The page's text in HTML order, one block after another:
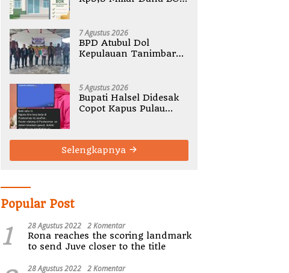
7 Agustus 2026
BPD Atubul Dol
Kepulauan Tanimbar
5 Agustus 2026
Bupati Halsel Didesak
Copot Kapus Pulau
Selengkapnya
Popular Post
1 28 Agustus 2022 2 Komentar
Rona reaches the scoring landmark
to send Juve closer to the title
28 Agustus 2022 2 Komentar